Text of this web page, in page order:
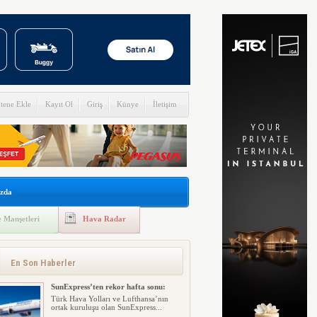
Ekle Kayıt Ol Giriş Künye İletişim
Manşetleri Hava Radar
En Son Haberler
SunExpress’ten rekor hafta sonu:
Türk Hava Yolları ve Lufthansa’nın
ortak kuruluşu olan SunExpress...